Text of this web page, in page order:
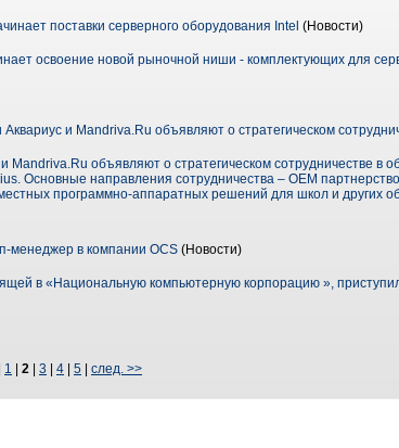
поставки серверного оборудования Intel (Новости)
освоение новой рыночной ниши - комплектующих для
Аквариус и Mandriva.Ru объявляют о стратегическом
Mandriva.Ru объявляют о стратегическом сотрудничестве
Основные направления сотрудничества – ОЕМ
программно-аппаратных решений для школ и других
менеджер в компании OCS (Новости)
в «Национальную компьютерную корпорацию »,
1 2 3 4 5 след. >>